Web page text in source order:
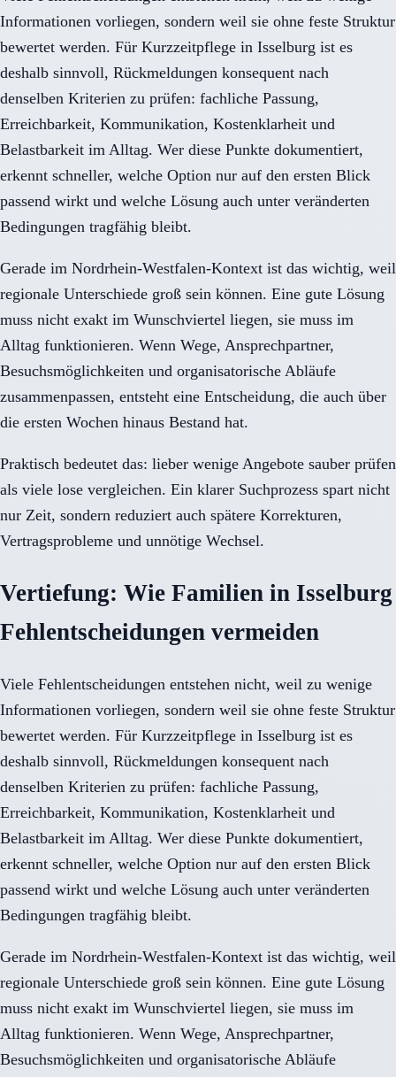
Informationen vorliegen, sondern weil sie ohne feste Struktur
bewertet werden. Für Kurzzeitpflege in Isselburg ist es
deshalb sinnvoll, Rückmeldungen konsequent nach
denselben Kriterien zu prüfen: fachliche Passung,
Erreichbarkeit, Kommunikation, Kostenklarheit und
Belastbarkeit im Alltag. Wer diese Punkte dokumentiert,
erkennt schneller, welche Option nur auf den ersten Blick
passend wirkt und welche Lösung auch unter veränderten
Bedingungen tragfähig bleibt.
Gerade im Nordrhein-Westfalen-Kontext ist das wichtig, weil
regionale Unterschiede groß sein können. Eine gute Lösung
muss nicht exakt im Wunschviertel liegen, sie muss im
Alltag funktionieren. Wenn Wege, Ansprechpartner,
Besuchsmöglichkeiten und organisatorische Abläufe
zusammenpassen, entsteht eine Entscheidung, die auch über
die ersten Wochen hinaus Bestand hat.
Praktisch bedeutet das: lieber wenige Angebote sauber prüfen
als viele lose vergleichen. Ein klarer Suchprozess spart nicht
nur Zeit, sondern reduziert auch spätere Korrekturen,
Vertragsprobleme und unnötige Wechsel.
Vertiefung: Wie Familien in Isselburg
Fehlentscheidungen vermeiden
Viele Fehlentscheidungen entstehen nicht, weil zu wenige
Informationen vorliegen, sondern weil sie ohne feste Struktur
bewertet werden. Für Kurzzeitpflege in Isselburg ist es
deshalb sinnvoll, Rückmeldungen konsequent nach
denselben Kriterien zu prüfen: fachliche Passung,
Erreichbarkeit, Kommunikation, Kostenklarheit und
Belastbarkeit im Alltag. Wer diese Punkte dokumentiert,
erkennt schneller, welche Option nur auf den ersten Blick
passend wirkt und welche Lösung auch unter veränderten
Bedingungen tragfähig bleibt.
Gerade im Nordrhein-Westfalen-Kontext ist das wichtig, weil
regionale Unterschiede groß sein können. Eine gute Lösung
muss nicht exakt im Wunschviertel liegen, sie muss im
Alltag funktionieren. Wenn Wege, Ansprechpartner,
Besuchsmöglichkeiten und organisatorische Abläufe